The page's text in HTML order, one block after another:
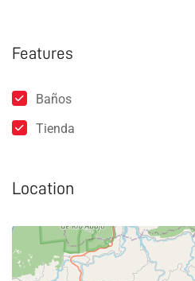
Features
Baños
Tienda
Location